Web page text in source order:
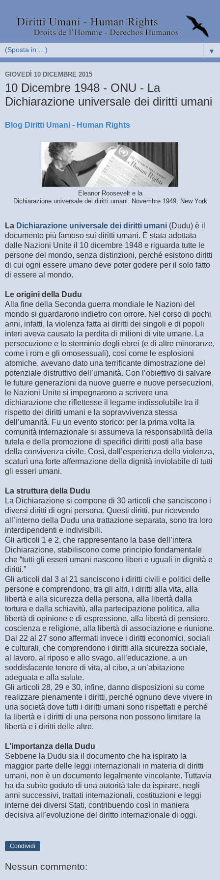
▼
GIOVEDÌ 10 DICEMBRE 2015
10 Dicembre 1948 - ONU - La
Dichiarazione universale dei diritti umani
Blog Diritti Umani - Human Rights
Eleanor Roosevelt e la
Dichiarazione universale dei diritti umani. Novembre 1949, New York
La Dichiarazione universale dei diritti umani (Dudu) è il
documento più famoso sui diritti umani. È stata adottata
dalle Nazioni Unite il 10 dicembre 1948 e riguarda tutte le
persone del mondo, senza distinzioni, perché esistono diritti
di cui ogni essere umano deve poter godere per il solo fatto
di essere al mondo.
Le origini della Dudu
Alla fine della Seconda guerra mondiale le Nazioni del
mondo si guardarono indietro con orrore. Nel corso di pochi
anni, infatti, la violenza fatta ai diritti dei singoli e di popoli
interi aveva causato la perdita di milioni di vite umane. La
persecuzione e lo sterminio degli ebrei (e di altre minoranze,
come i rom e gli omosessuali), così come le esplosioni
atomiche, avevano dato una terrificante dimostrazione del
potenziale distruttivo dell’umanità. Con l’obiettivo di salvare
le future generazioni da nuove guerre e nuove persecuzioni,
le Nazioni Unite si impegnarono a scrivere una
dichiarazione che riflettesse il legame indissolubile tra il
rispetto dei diritti umani e la sopravvivenza stessa
dell’umanità. Fu un evento storico: per la prima volta la
comunità internazionale si assumeva la responsabilità della
tutela e della promozione di specifici diritti posti alla base
della convivenza civile. Così, dall’esperienza della violenza,
scaturì una forte affermazione della dignità inviolabile di tutti
gli esseri umani.
La struttura della Dudu
La Dichiarazione si compone di 30 articoli che sanciscono i
diversi diritti di ogni persona. Questi diritti, pur ricevendo
all’interno della Dudu una trattazione separata, sono tra loro
interdipendenti e indivisibili.
Gli articoli 1 e 2, che rappresentano la base dell’intera
Dichiarazione, stabiliscono come principio fondamentale
che “tutti gli esseri umani nascono liberi e uguali in dignità e
diritti.”
Gli articoli dal 3 al 21 sanciscono i diritti civili e politici delle
persone e comprendono, tra gli altri, i diritti alla vita, alla
libertà e alla sicurezza della persona, alla libertà dalla
tortura e dalla schiavitù, alla partecipazione politica, alla
libertà di opinione e di espressione, alla libertà di pensiero,
coscienza e religione, alla libertà di associazione e riunione.
Dal 22 al 27 sono affermati invece i diritti economici, sociali
e culturali, che comprendono i diritti alla sicurezza sociale,
al lavoro, al riposo e allo svago, all’educazione, a un
soddisfacente tenore di vita, al cibo, a un’abitazione
adeguata e alla salute.
Gli articoli 28, 29 e 30, infine, danno disposizioni su come
realizzare pienamente i diritti, perché ognuno deve vivere in
una società dove tutti i diritti umani sono rispettati e perché
la libertà e i diritti di una persona non possono limitare la
libertà e i diritti delle altre.
L’importanza della Dudu
Sebbene la Dudu sia il documento che ha ispirato la
maggior parte delle leggi internazionali in materia di diritti
umani, non è un documento legalmente vincolante. Tuttavia
ha da subito goduto di una autorità tale da ispirare, negli
anni successivi, trattati internazionali, costituzioni e leggi
interne dei diversi Stati, contribuendo così in maniera
decisiva all’evoluzione del diritto internazionale di oggi.
Condividi
Nessun commento: